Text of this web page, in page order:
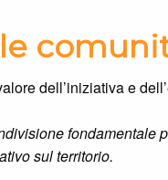
dell’iniziativa e
fondamentale
sul territorio.